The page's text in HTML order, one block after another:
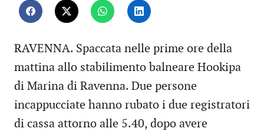
RAVENNA. Spaccata nelle prime ore della
mattina allo stabilimento balneare Hookipa
di Marina di Ravenna. Due persone
incappucciate hanno rubato i due registratori
di cassa attorno alle 5.40, dopo avere